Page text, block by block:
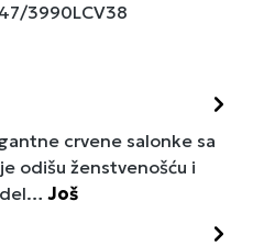
3990LCV38
crvene salonke sa
odišu ženstvenošću i
Još